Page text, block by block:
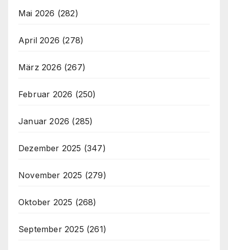
Mai 2026 (282)
April 2026 (278)
März 2026 (267)
Februar 2026 (250)
Januar 2026 (285)
Dezember 2025 (347)
November 2025 (279)
Oktober 2025 (268)
September 2025 (261)